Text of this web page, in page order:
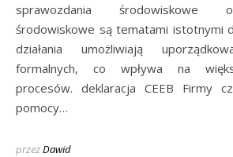
sprawozdania środowiskowe
środowiskowe są tematami istotnymi
działania umożliwiają
formalnych, co wpływa na
procesów. deklaracja CEEB Firmy
pomocy…
przezDawid